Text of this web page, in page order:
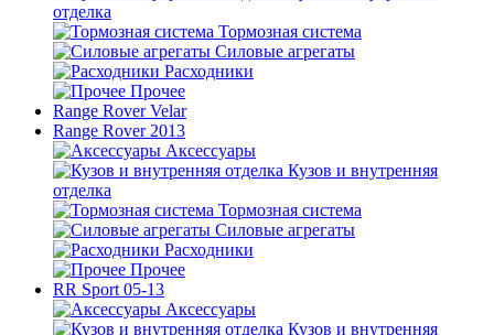
отделка
Тормозная система
Силовые агрегаты
Расходники
Прочее
Range Rover Velar
Range Rover 2013
Аксессуары
Кузов и внутренняя
отделка
Тормозная система
Силовые агрегаты
Расходники
Прочее
RR Sport 05-13
Аксессуары
Кузов и внутренняя